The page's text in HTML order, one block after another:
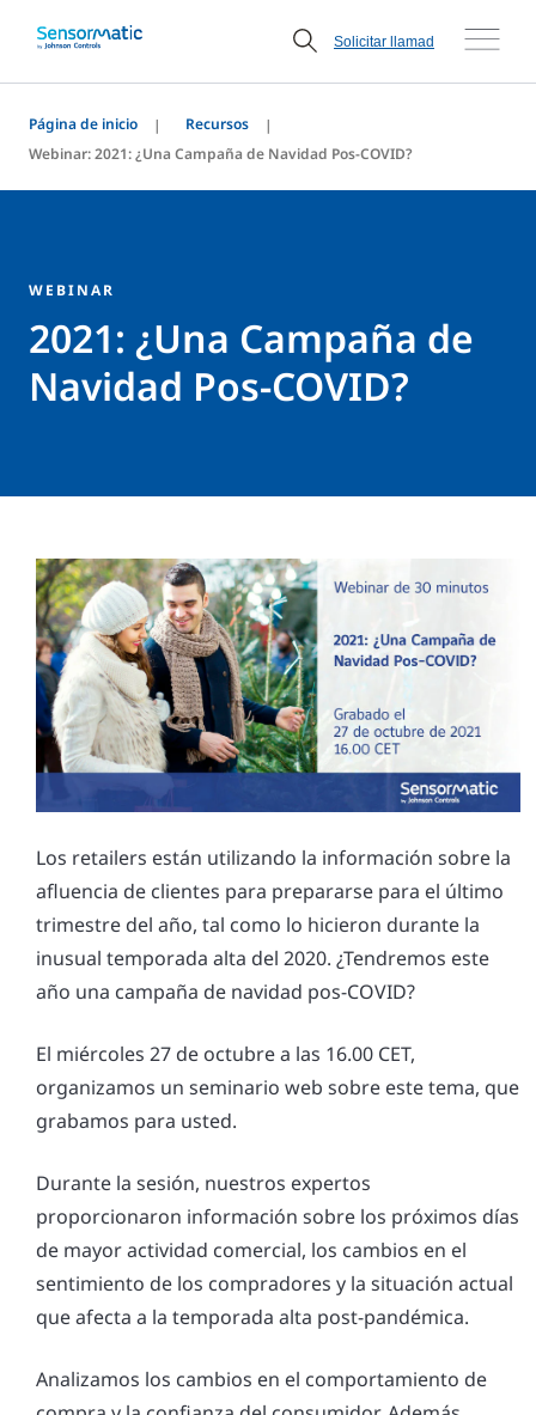
Solicitar llamada
Solicitar llamad
Página de inicio
Recursos
Webinar: 2021: ¿Una Campaña de Navidad Pos-COVID?
WEBINAR
2021: ¿Una Campaña de
Navidad Pos-COVID?
Los retailers están utilizando la información sobre la
afluencia de clientes para prepararse para el último
trimestre del año, tal como lo hicieron durante la
inusual temporada alta del 2020. ¿Tendremos este
año una campaña de navidad pos-COVID?
El miércoles 27 de octubre a las 16.00 CET,
organizamos un seminario web sobre este tema, que
grabamos para usted.
Durante la sesión, nuestros expertos
proporcionaron información sobre los próximos días
de mayor actividad comercial, los cambios en el
sentimiento de los compradores y la situación actual
que afecta a la temporada alta post-pandémica.
Analizamos los cambios en el comportamiento de